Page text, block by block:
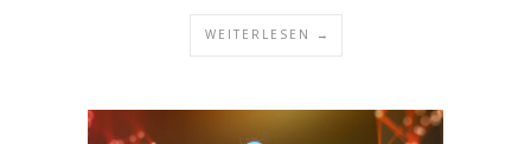
WEITERLESEN →